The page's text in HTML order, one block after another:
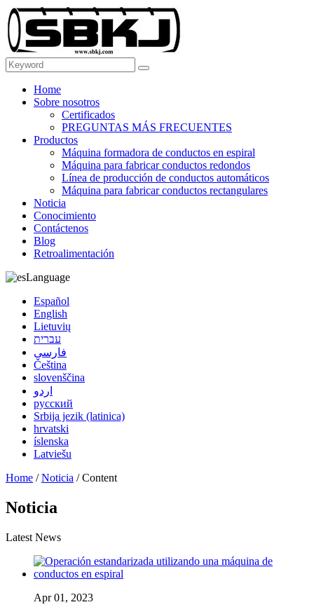
Home
Sobre nosotros
Certificados
PREGUNTAS MÁS FRECUENTES
Productos
Máquina formadora de conductos en espiral
Máquina para fabricar conductos redondos
Línea de producción de conductos automáticos
Máquina para fabricar conductos rectangulares
Noticia
Conocimiento
Contáctenos
Blog
Retroalimentación
Language
Español
English
Lietuvių
עברית
فارسی
Čeština
slovenščina
اردو
русский
Srbija jezik (latinica)
hrvatski
íslenska
Latviešu
Home /Noticia / Content
Noticia
Latest News
Apr 01, 2023